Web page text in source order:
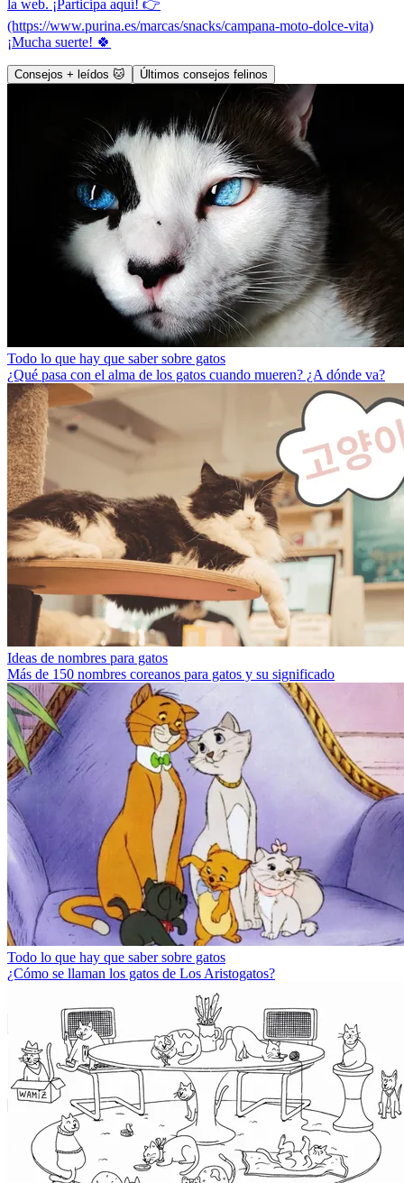
la web. ¡Participa aquí! 👉
(https://www.purina.es/marcas/snacks/campana-moto-dolce-vita)
¡Mucha suerte! 🍀
Consejos + leídos 🐱 Últimos consejos felinos
Todo lo que hay que saber sobre gatos
¿Qué pasa con el alma de los gatos cuando mueren? ¿A dónde va?
Ideas de nombres para gatos
Más de 150 nombres coreanos para gatos y su significado
Todo lo que hay que saber sobre gatos
¿Cómo se llaman los gatos de Los Aristogatos?